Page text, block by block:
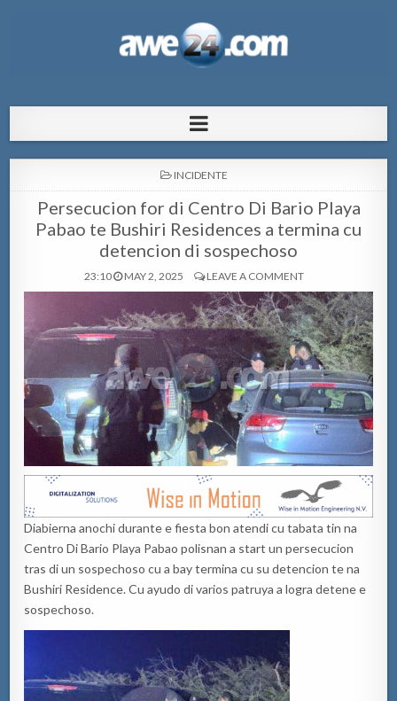
pa Aruba
POSTED
INCIDENTE
Persecucion for di Centro Di Bario Playa
Pabao te Bushiri Residences a termina cu
detencion di sospechoso
23:10 MAY 2, 2025 LEAVE A COMMENT
Diabierna anochi durante e fiesta bon atendi cu tabata tin na
Centro Di Bario Playa Pabao polisnan a start un persecucion
tras di un sospechoso cu a bay termina cu su detencion te na
Bushiri Residence. Cu ayudo di varios patruya a logra detene e
sospechoso.